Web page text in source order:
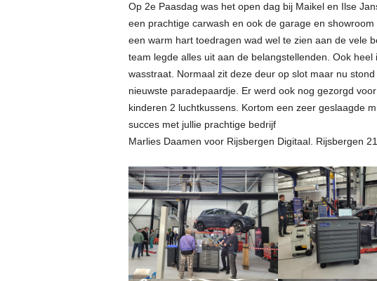
Op 2e Paasdag was het open dag bij Maikel en Ilse
een prachtige carwash en ook de garage en
een warm hart toedragen wad wel te zien aan de vele
team legde alles uit aan de belangstellenden. Ook
wasstraat. Normaal zit deze deur op slot maar nu
nieuwste paradepaardje. Er werd ook nog gezorgd
kinderen 2 luchtkussens. Kortom een zeer geslaagde
succes met jullie prachtige bedrijf
Marlies Daamen voor Rijsbergen Digitaal. Rijsbergen